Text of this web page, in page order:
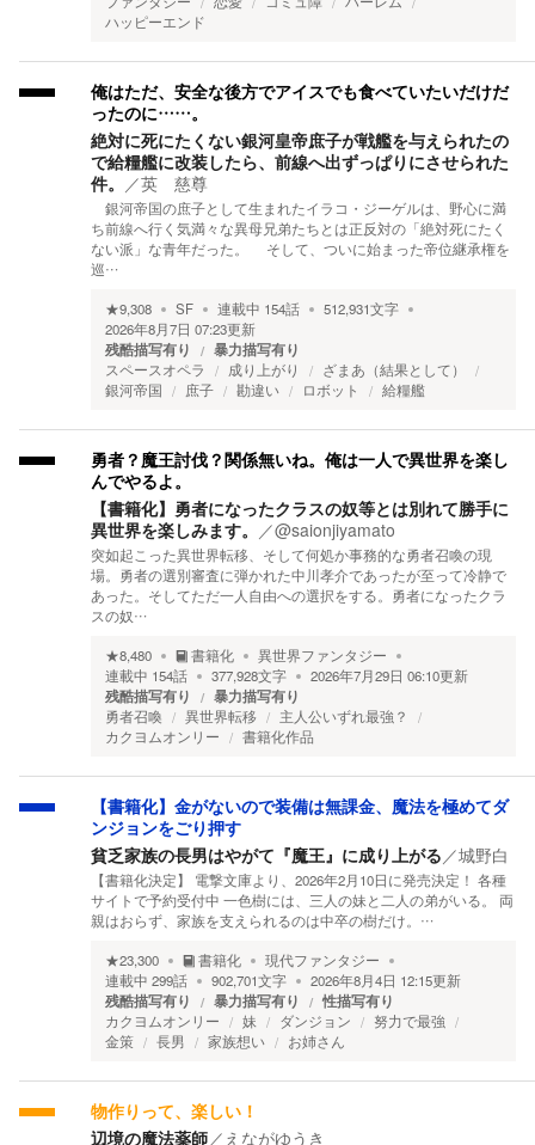
ハッピーエンド
俺はただ、安全な後方でアイスでも食べていたいだけだ
ったのに……。
絶対に死にたくない銀河皇帝庶子が戦艦を与えられたの
で給糧艦に改装したら、前線へ出ずっぱりにさせられた
件。 ／英 慈尊
銀河帝国の庶子として生まれたイラコ・ジーゲルは、野心に満
ち前線へ行く気満々な異母兄弟たちとは正反対の「絶対死にたく
ない派」な青年だった。 そして、ついに始まった帝位継承権を
巡…
★9,308 SF 連載中 154話 512,931文字
2026年8月7日 07:23更新
残酷描写有り 暴力描写有り
スペースオペラ 成り上がり
ざまあ（結果として）
銀河帝国
庶子 勘違い ロボット 給糧艦
勇者？魔王討伐？関係無いね。俺は一人で異世界を楽し
んでやるよ。
【書籍化】勇者になったクラスの奴等とは別れて勝手に
異世界を楽しみます。 ／@saionjiyamato
突如起こった異世界転移、そして何処か事務的な勇者召喚の現
場。勇者の選別審査に弾かれた中川孝介であったが至って冷静で
あった。そしてただ一人自由への選択をする。勇者になったクラ
スの奴…
★8,480 書籍化
異世界ファンタジー
連載中 154話 377,928文字 2026年7月29日 06:10更新
残酷描写有り 暴力描写有り
勇者召喚 異世界転移
主人公いずれ最強？
カクヨムオンリー
書籍化作品
【書籍化】金がないので装備は無課金、魔法を極めてダ
ンジョンをごり押す
貧乏家族の長男はやがて『魔王』に成り上がる／城野白
【書籍化決定】 電撃文庫より、2026年2月10日に発売決定！ 各種
サイトで予約受付中 一色樹には、三人の妹と二人の弟がいる。 両
親はおらず、家族を支えられるのは中卒の樹だけ。…
★23,300 書籍化
現代ファンタジー
連載中 299話 902,701文字 2026年8月4日 12:15更新
残酷描写有り 暴力描写有り 性描写有り
カクヨムオンリー 妹 ダンジョン
努力で最強
金策
長男 家族想い お姉さん
物作りって、楽しい！
辺境の魔法薬師／ えながゆうき